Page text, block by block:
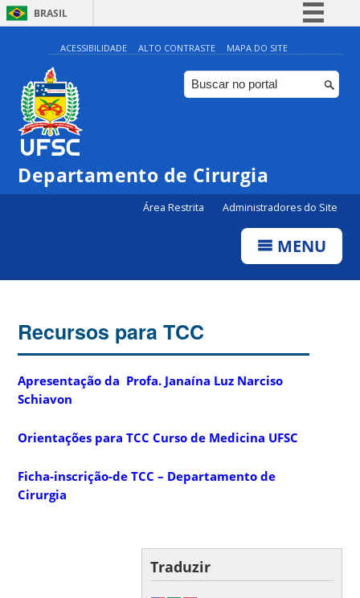
BRASIL
Simplifique!
Comunica BR
Participe
Canais
ACESSIBILIDADE ALTO CONTRASTE MAPA DO SITE
Departamento de Cirurgia
Área Restrita Administradores do Site
MENU
Recursos para TCC
Apresentação da Profa. Janaína Luz Narciso
Schiavon
Orientações para TCC Curso de Medicina UFSC
Ficha-inscrição-de TCC – Departamento de
Cirurgia
Traduzir